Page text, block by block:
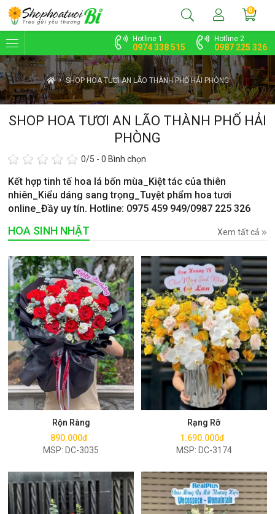
Hotline 1
0974 338 515
Hotline 2
0987 225 326
0
SHOP HOA TƯƠI AN LÃO THÀNH PHỐ HẢI PHÒNG
SHOP HOA TƯƠI AN LÃO THÀNH PHỐ HẢI
PHÒNG
0/5 -0 Bình chọn
Kết hợp tinh tế hoa lá bốn mùa_Kiệt tác của thiên
nhiên_Kiểu dáng sang trọng_Tuyệt phẩm hoa tươi
online_Đầy uy tín. Hotline: 0975 459 949/0987 225 326
HOA SINH NHẬT Xem tất cả
Rộn Ràng
890.000đ
MSP: DC-3035
Mua ngay
Rạng Rỡ
1.690.000đ
MSP: DC-3174
Mua ngay